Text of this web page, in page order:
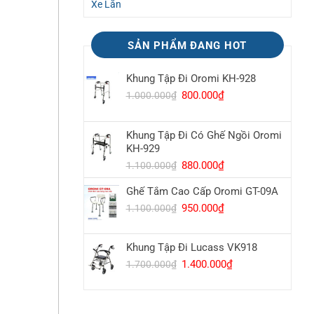
Xe Lăn
SẢN PHẨM ĐANG HOT
Khung Tập Đi Oromi KH-928
1.000.000₫ Giá
là:
1.000.000₫.
800.000₫Giá
tại
là:
Khung Tập Đi Có Ghế Ngồi Oromi
KH-929
1.100.000₫ Giá
gốc
là:
1.100.000₫.
880.000₫Giá
hiện
tại
là:
Ghế Tắm Cao Cấp Oromi GT-09A
1.100.000₫ Giá
là:
1.100.000₫.
950.000₫Giá
tại
là:
950.000₫.
Khung Tập Đi Lucass VK918
1.700.000₫ Giá
1.400.000₫Giá